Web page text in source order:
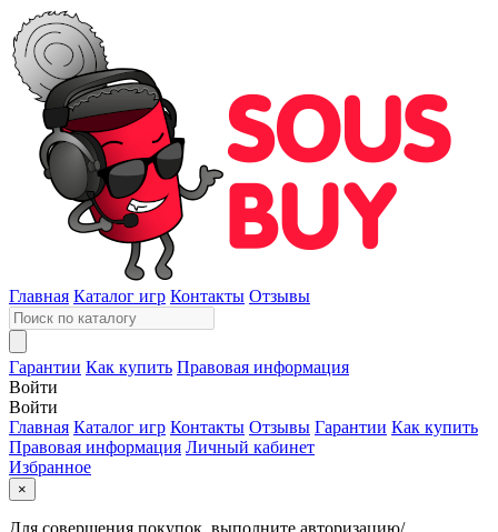
Главная Каталог игр Контакты Отзывы
Гарантии Как купить Правовая информация
Войти
Войти
Главная Каталог игр Контакты Отзывы Гарантии Как купить
Правовая информация Личный кабинет
Избранное
×
Для совершения покупок, выполните авторизацию/